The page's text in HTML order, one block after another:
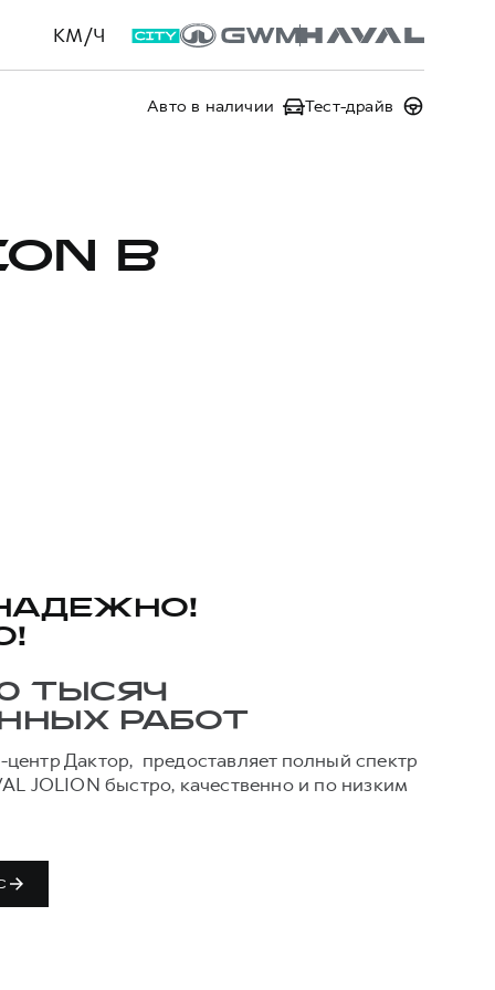
КМ/Ч
Авто в наличии Тест-драйв
В
ТЫСЯЧ
РАБОТ
Дактор, предоставляет полный спектр
JOLION быстро, качественно и по низким